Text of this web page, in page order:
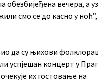
обезбијеђена вечера, а
смо се до касно у
да су њихови
успјешан концерт у
их гостовање на